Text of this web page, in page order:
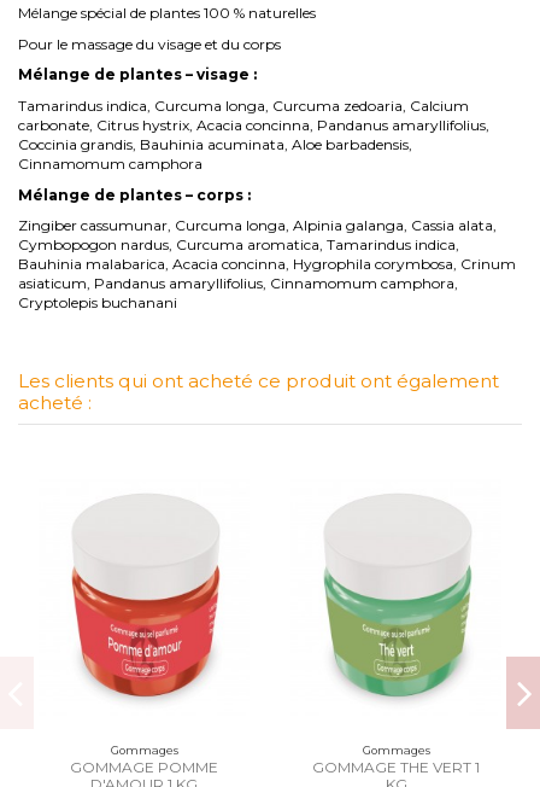
Mélange spécial de plantes 100 % naturelles
Pour le massage du visage et du corps
Mélange de plantes – visage :
Tamarindus indica, Curcuma longa, Curcuma zedoaria, Calcium
carbonate, Citrus hystrix, Acacia concinna, Pandanus amaryllifolius,
Coccinia grandis, Bauhinia acuminata, Aloe barbadensis,
Cinnamomum camphora
Mélange de plantes – corps :
Zingiber cassumunar, Curcuma longa, Alpinia galanga, Cassia alata,
Cymbopogon nardus, Curcuma aromatica, Tamarindus indica,
Bauhinia malabarica, Acacia concinna, Hygrophila corymbosa, Crinum
asiaticum, Pandanus amaryllifolius, Cinnamomum camphora,
Cryptolepis buchanani
Les clients qui ont acheté ce produit ont également
acheté :
Gommages
GOMMAGE POMME
Gommages
GOMMAGE THE VERT 1